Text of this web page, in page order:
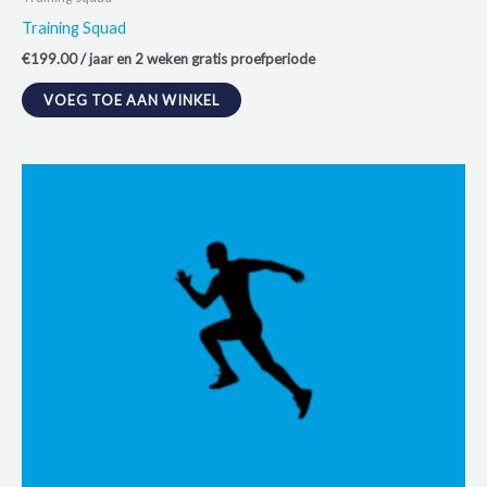
Training Squad
€199.00/ jaaren 2 weken gratis proefperiode
VOEG TOE AAN WINKEL